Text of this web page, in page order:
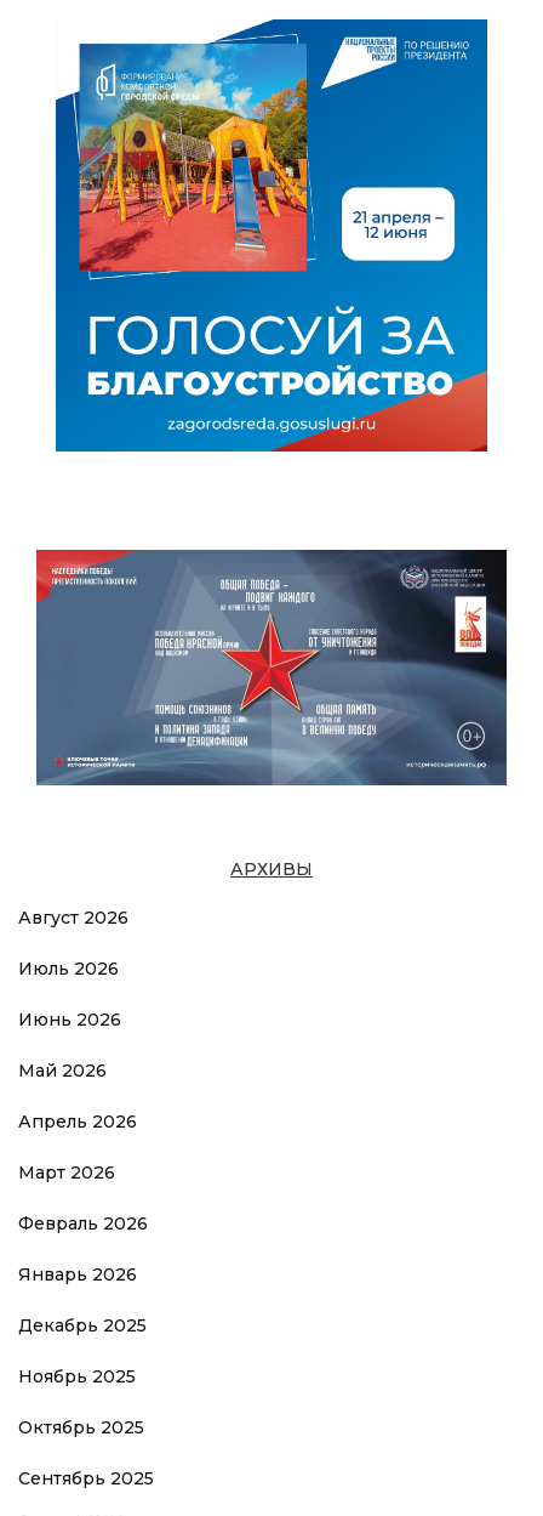
АРХИВЫ
Август 2026
Июль 2026
Июнь 2026
Май 2026
Апрель 2026
Март 2026
Февраль 2026
Январь 2026
Декабрь 2025
Ноябрь 2025
Октябрь 2025
Сентябрь 2025